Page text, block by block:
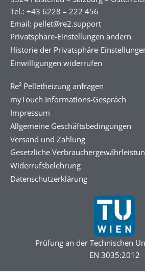
Tel.: +43 6228 – 222 456
Email: pellet@re2.support
Privatsphäre-Einstellungen ändern
Historie der Privatsphäre-
Einwilligungen widerrufen
Re² Pelletheizung anfragen
myTouch Informations-Gespräch
Impressum
Allgemeine Geschäftsbedingungen
Versand und Zahlung
Gesetzliche
Widerrufsbelehrung
Datenschutzerklärung
Prüfung an der Technischen
EN 3035:2012